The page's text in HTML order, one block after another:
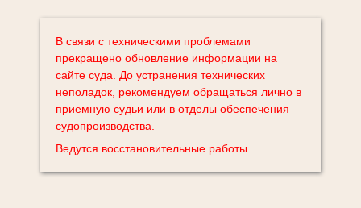
В связи с техническими проблемами
прекращено обновление информации на
сайте суда. До устранения технических
неполадок, рекомендуем обращаться лично в
приемную судьи или в отделы обеспечения
судопроизводства.
Ведутся восстановительные работы.